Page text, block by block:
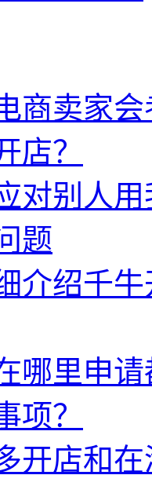
商卖家
店？
对别人
题
介绍千
哪里申
项？
开店和